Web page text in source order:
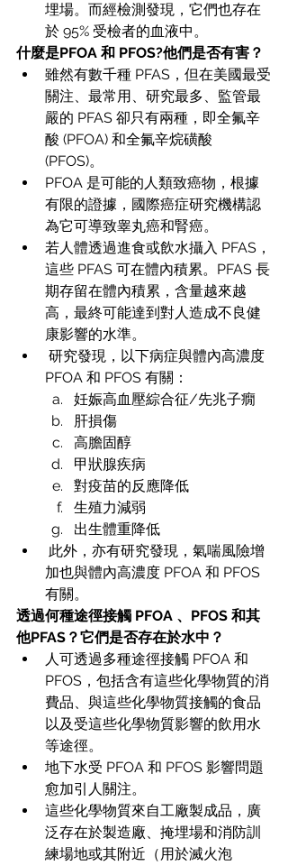
埋場。而經檢測發現，它們也存在
於 95% 受檢者的血液中。
什麼是PFOA 和 PFOS?他們是否有害？
雖然有數千種 PFAS，但在美國最受
關注、最常用、研究最多、監管最
嚴的 PFAS 卻只有兩種，即全氟辛
酸 (PFOA) 和全氟辛烷磺酸
(PFOS)。
PFOA 是可能的人類致癌物，根據
有限的證據，國際癌症研究機構認
為它可導致睾丸癌和腎癌。
若人體透過進食或飲水攝入 PFAS，
這些 PFAS 可在體內積累。PFAS 長
期存留在體內積累，含量越來越
高，最終可能達到對人造成不良健
康影響的水準。
PFOA 和 PFOS 有關：
妊娠高血壓綜合征/先兆子癇
肝損傷
高膽固醇
甲狀腺疾病
對疫苗的反應降低
生殖力減弱
出生體重降低
加也與體內高濃度 PFOA 和 PFOS
有關。
透過何種途徑接觸 PFOA 、PFOS 和其
他PFAS？它們是否存在於水中？
人可透過多種途徑接觸 PFOA 和
PFOS，包括含有這些化學物質的消
費品、與這些化學物質接觸的食品
以及受這些化學物質影響的飲用水
等途徑。
地下水受 PFOA 和 PFOS 影響問題
愈加引人關注。
這些化學物質來自工廠製成品，廣
泛存在於製造廠、掩埋場和消防訓
練場地或其附近（用於滅火泡